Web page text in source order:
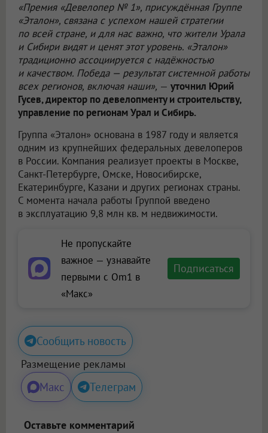
«Премия «Девелопер № 1», присуждённая Группе
«Эталон», связана с успехом нашей стратегии
по всей стране, и для нас важно, что жители Урала
и Сибири видят и ценят этот уровень. «Эталон»
традиционно ассоциируется с надёжностью
и качеством. Победа — результат системной работы
всех регионов, включая наши», — уточнил Юрий
Гусев, директор по девелопменту и строительству,
управление по регионам Урал и Сибирь.
Группа «Эталон» основана в 1987 году и является
одним из крупнейших федеральных девелоперов
в России. Компания реализует проекты в Москве,
Санкт-Петербурге, Омске, Новосибирске,
Екатеринбурге, Казани и других регионах страны.
С момента начала работы Группой введено
в эксплуатацию 9,8 млн кв. м недвижимости.
Не пропускайте
важное — узнавайте
первыми с Om1 в
«Макс»
Подписаться
Сообщить новость
Размещение рекламы
Макс Телеграм
Оставьте комментарий